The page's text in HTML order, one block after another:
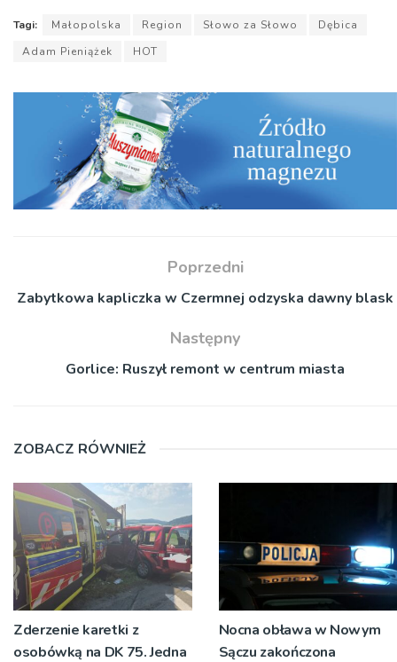
Tagi: Małopolska Region Słowo za Słowo
Dębica
Adam Pieniążek
HOT
Poprzedni
Zabytkowa kapliczka w Czermnej odzyska dawny blask
Następny
Gorlice: Ruszył remont w centrum miasta
ZOBACZ RÓWNIEŻ
Zderzenie karetki z
osobówką na DK 75. Jedna
Nocna obława w Nowym
Sączu zakończona